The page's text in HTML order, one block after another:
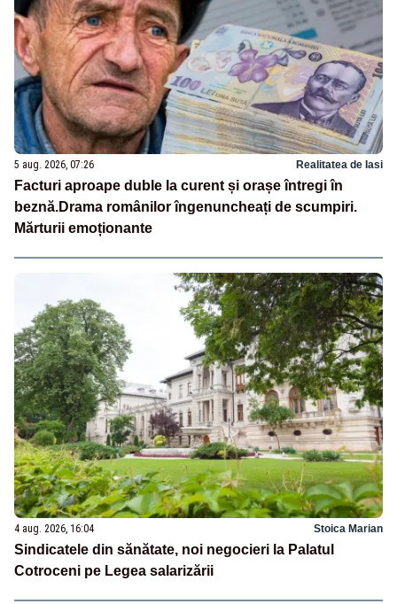
5 aug. 2026, 07:26 Realitatea de Iasi
Facturi aproape duble la curent și orașe întregi în
beznă.Drama românilor îngenuncheați de scumpiri.
Mărturii emoționante
4 aug. 2026, 16:04 Stoica Marian
Sindicatele din sănătate, noi negocieri la Palatul
Cotroceni pe Legea salarizării